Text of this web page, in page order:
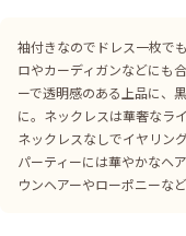
袖付きなのでドレス一枚で
ロやカーディガンなどにも
ーで透明感のある上品に、
に。ネックレスは華奢なラ
ネックレスなしでイヤリン
パーティーには華やかなヘ
ウンヘアーやローポニーな